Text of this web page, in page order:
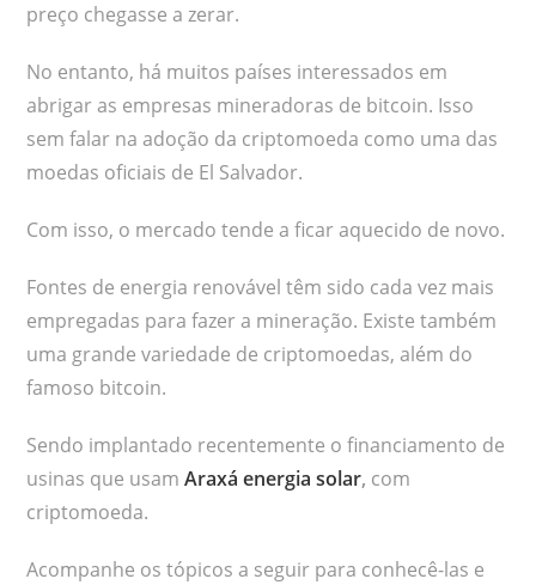
preço chegasse a zerar.
No entanto, há muitos países interessados em
abrigar as empresas mineradoras de bitcoin. Isso
sem falar na adoção da criptomoeda como uma das
moedas oficiais de El Salvador.
Com isso, o mercado tende a ficar aquecido de novo.
Fontes de energia renovável têm sido cada vez mais
empregadas para fazer a mineração. Existe também
uma grande variedade de criptomoedas, além do
famoso bitcoin.
Sendo implantado recentemente o financiamento de
usinas que usamAraxá energia solar, com
criptomoeda.
Acompanhe os tópicos a seguir para conhecê-las e